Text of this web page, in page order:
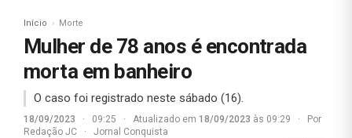
Início Morte
Mulher de 78 anos é encontrada
morta em banheiro
O caso foi registrado neste sábado (16).
18/09/2023 · 09:25 · Atualizado em 18/09/2023 às 09:29 ·
Por
Redação JC
· Jornal Conquista